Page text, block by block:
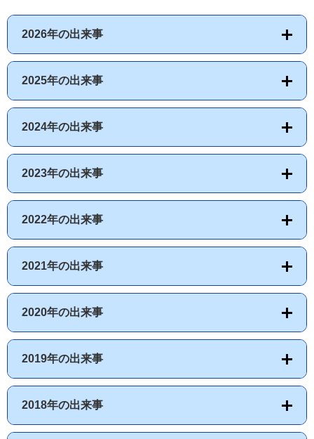
2026年の出来事
2025年の出来事
2024年の出来事
2023年の出来事
2022年の出来事
2021年の出来事
2020年の出来事
2019年の出来事
2018年の出来事